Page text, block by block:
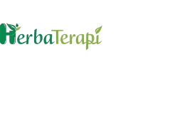
content